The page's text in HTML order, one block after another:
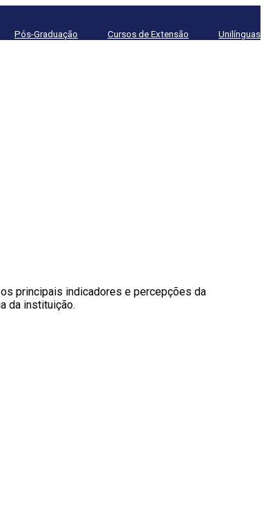
Pós-Graduação Cursos de Extensão Unilínguas
principais indicadores e percepções da
da instituição.